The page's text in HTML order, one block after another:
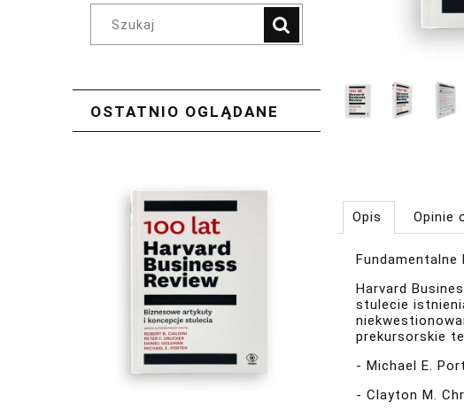
OSTATNIO OGLĄDANE
Opis Opinie
Harvard
stulecie
prekursorskie
- Michael E.
- Clayton M.